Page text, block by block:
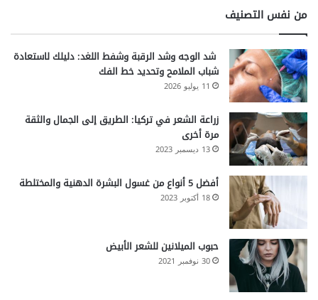
من نفس التصنيف
شد الوجه وشد الرقبة وشفط اللغد: دليلك لاستعادة
شباب الملامح وتحديد خط الفك
11 يوليو 2026
زراعة الشعر في تركيا: الطريق إلى الجمال والثقة
مرة أخرى
13 ديسمبر 2023
أفضل 5 أنواع من غسول البشرة الدهنية والمختلطة
18 أكتوبر 2023
حبوب الميلانين للشعر الأبيض
30 نوفمبر 2021